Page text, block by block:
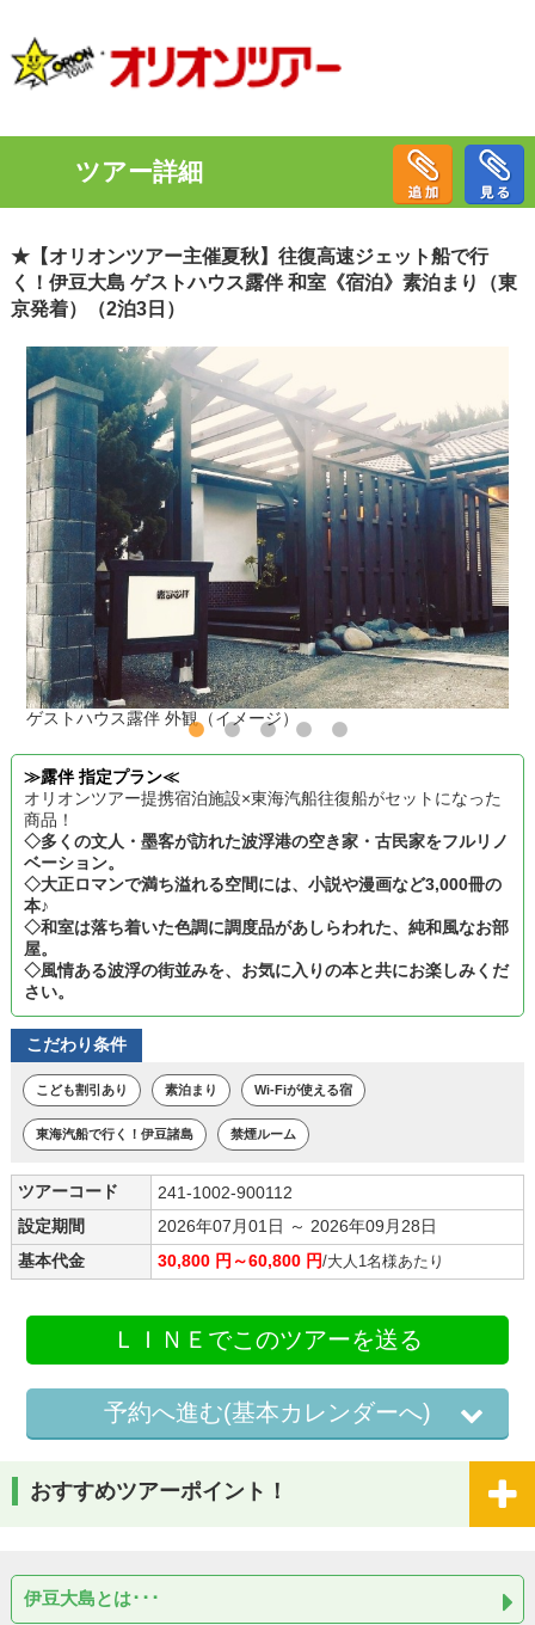
ツアー詳細
★【オリオンツアー主催夏秋】往復高速ジェット船で行
く！伊豆大島 ゲストハウス露伴 和室《宿泊》素泊まり（東
京発着）（2泊3日）
ゲストハウス露伴 外観（イメージ）
≫露伴 指定プラン≪
オリオンツアー提携宿泊施設×東海汽船往復船がセットになった
商品！
◇多くの文人・墨客が訪れた波浮港の空き家・古民家をフルリノ
ベーション。
◇大正ロマンで満ち溢れる空間には、小説や漫画など3,000冊の
本♪
◇和室は落ち着いた色調に調度品があしらわれた、純和風なお部
屋。
◇風情ある波浮の街並みを、お気に入りの本と共にお楽しみくだ
さい。
こだわり条件
こども割引あり 素泊まり Wi-Fiが使える宿
東海汽船で行く！伊豆諸島 禁煙ルーム
ツアーコード
241-1002-900112
設定期間
2026年07月01日 ～ 2026年09月28日
基本代金
30,800 円～60,800 円/大人1名様あたり
ＬＩＮＥでこのツアーを送る
予約へ進む(基本カレンダーへ)
おすすめツアーポイント！
伊豆大島とは･･･